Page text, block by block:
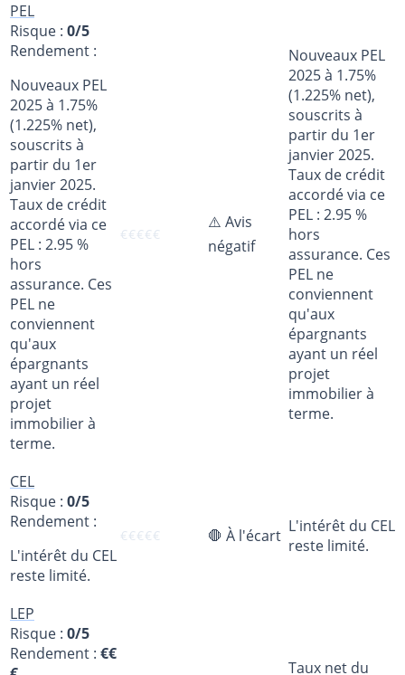
PEL
Risque : 0/5
Rendement :
Nouveaux PEL
2025 à 1.75%
(1.225% net),
souscrits à
partir du 1er
janvier 2025.
Taux de crédit
accordé via ce
PEL : 2.95 %
hors
assurance. Ces
PEL ne
conviennent
qu'aux
épargnants
ayant un réel
projet
immobilier à
terme.
€€€€€
⚠️ Avis
négatif
Nouveaux PEL
2025 à 1.75%
(1.225% net),
souscrits à
partir du 1er
janvier 2025.
Taux de crédit
accordé via ce
PEL : 2.95 %
hors
assurance. Ces
PEL ne
conviennent
qu'aux
épargnants
ayant un réel
projet
immobilier à
terme.
CEL
Risque : 0/5
Rendement :
L'intérêt du CEL
reste limité.
€€€€€ 🛑 À l'écart L'intérêt du CEL
reste limité.
LEP
Risque : 0/5
Rendement : €€
Taux net du